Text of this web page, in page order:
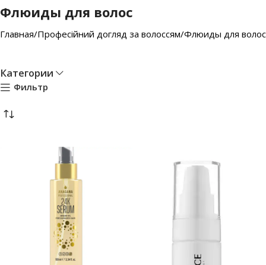
Флюиды для волос
Главная Професійний догляд за волоссям Флюиды для волос
Категории
Фильтр